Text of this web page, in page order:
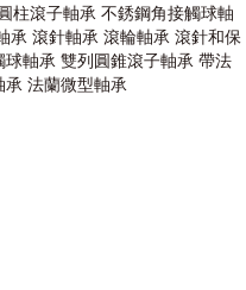
柱滾子軸承 不銹鋼角接觸球軸
承 滾針軸承 滾輪軸承 滾針和保
球軸承 雙列圓錐滾子軸承 帶法
承 法蘭微型軸承